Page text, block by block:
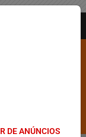
DE ANÚNCIOS